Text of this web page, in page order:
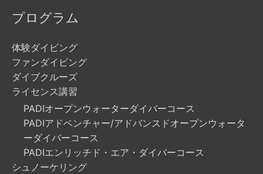
プログラム
体験ダイビング
ファンダイビング
ダイブクルーズ
ライセンス講習
PADIオープンウォーターダイバーコース
PADIアドベンチャー/アドバンスドオープンウォータ
ーダイバーコース
PADIエンリッチド・エア・ダイバーコース
シュノーケリング